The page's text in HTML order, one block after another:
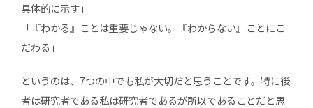
具体的に示す」
「『わかる』ことは重要じゃない。『わからない』ことにこ
だわる」
というのは、7つの中でも私が大切だと思うことです。特に後
者は研究者である私は研究者であるが所以であることだと思